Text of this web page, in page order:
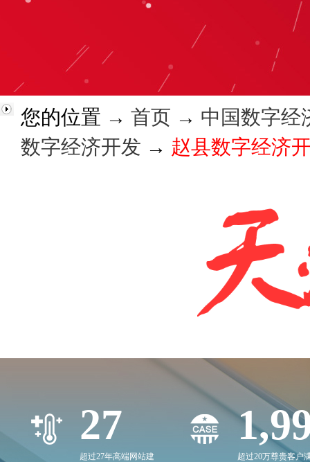
您的位置 → 首页 → 中国数字经
数字经济开发 → 赵县数字经济
27
超过27年高端网站建
超过20万尊贵客户